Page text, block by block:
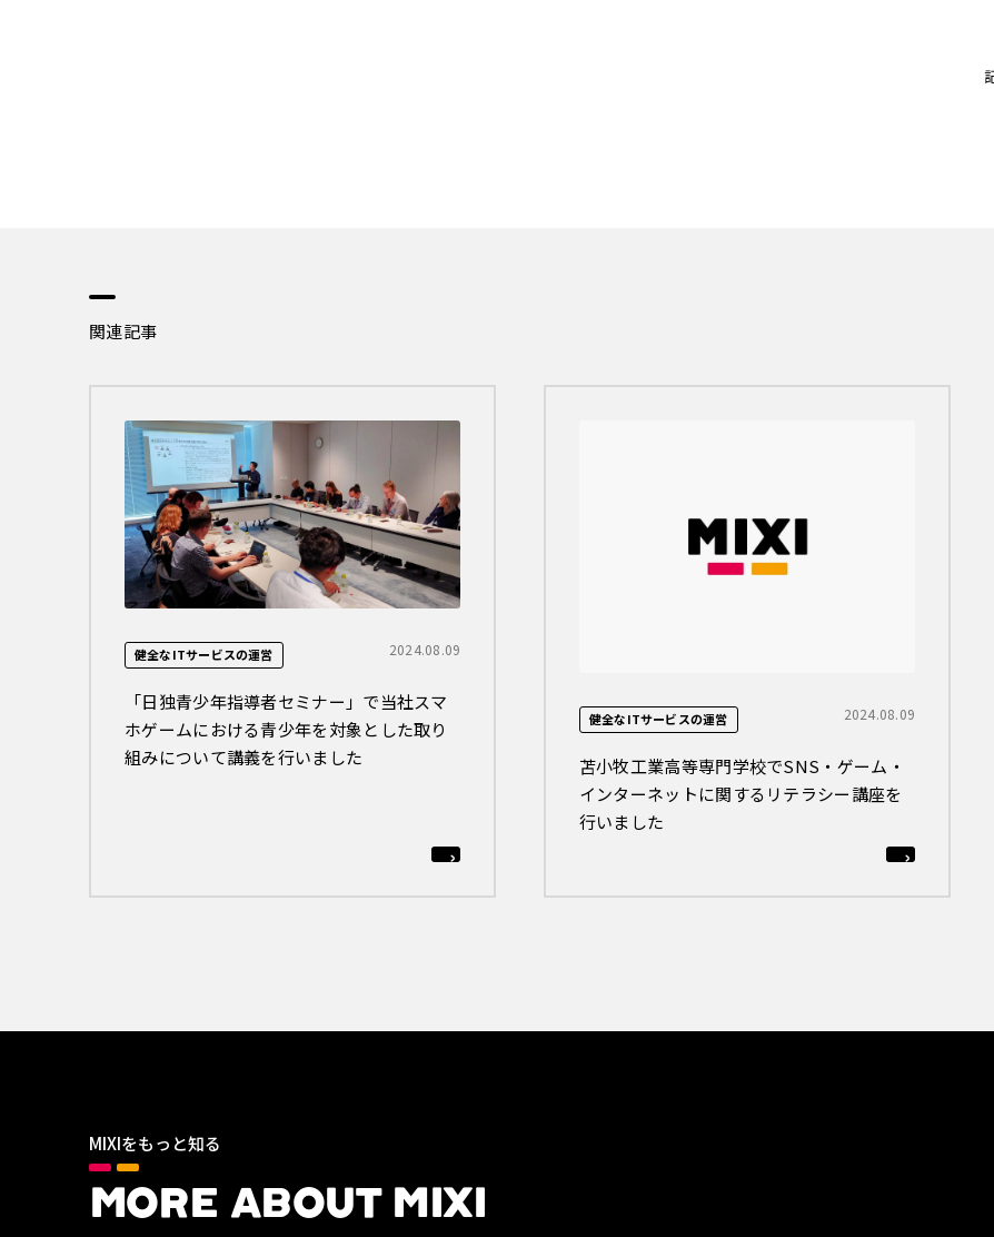
関連記事
健全なITサービスの運営 2024.08.09
「日独青少年指導者セミナー」で当社スマ
ホゲームにおける青少年を対象とした取り
組みについて講義を行いました
健全なITサービスの運営 2024.08.09
苫小牧工業高等専門学校でSNS・ゲーム・
インターネットに関するリテラシー講座を
行いました
MIXIをもっと知る
MORE ABOUT MIXI